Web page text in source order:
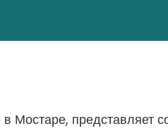
представляет